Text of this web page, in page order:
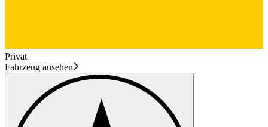
Privat
Fahrzeug ansehen